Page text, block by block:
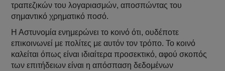
τραπεζικών του λογαριασμών, αποσπώντας του
σημαντικό χρηματικό ποσό.
Η Αστυνομία ενημερώνει το κοινό ότι, ουδέποτε
επικοινωνεί με πολίτες με αυτόν τον τρόπο. Το κοινό
καλείται όπως είναι ιδιαίτερα προσεκτικό, αφού σκοπός
των επιτήδειων είναι η απόσπαση δεδομένων